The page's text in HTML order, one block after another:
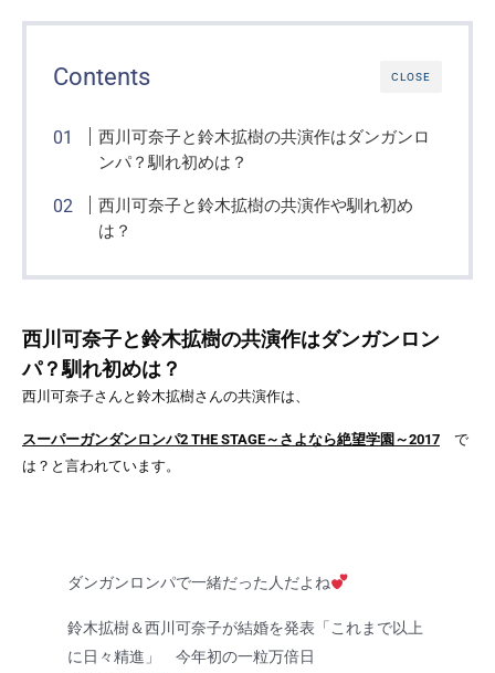
CLOSE
Contents
西川可奈子と鈴木拡樹の共演作はダンガンロ
ンパ？馴れ初めは？
西川可奈子と鈴木拡樹の共演作や馴れ初め
は？
西川可奈子と鈴木拡樹の共演作はダンガンロン
パ？馴れ初めは？
西川可奈子さんと鈴木拡樹さんの共演作は、
スーパーガンダンロンパ2 THE STAGE～さよなら絶望学園～2017 で
は？と言われています。
ダンガンロンパで一緒だった人だよね
鈴木拡樹＆西川可奈子が結婚を発表「これまで以上
に日々精進」 今年初の一粒万倍日